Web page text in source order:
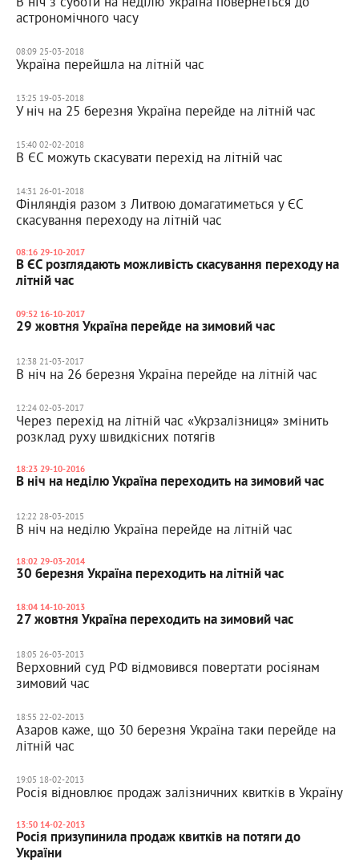
астрономічного часу
08:09 25-03-2018
Україна перейшла на літній час
13:25 19-03-2018
У ніч на 25 березня Україна перейде на літній час
15:40 02-02-2018
В ЄС можуть скасувати перехід на літній час
14:31 26-01-2018
Фінляндія разом з Литвою домагатиметься у ЄС
скасування переходу на літній час
08:16 29-10-2017
В ЄС розглядають можливість скасування переходу на
літній час
09:52 16-10-2017
29 жовтня Україна перейде на зимовий час
12:38 21-03-2017
В ніч на 26 березня Україна перейде на літній час
12:24 02-03-2017
Через перехід на літній час «Укрзалізниця» змінить
розклад руху швидкісних потягів
18:23 29-10-2016
В ніч на неділю Україна переходить на зимовий час
12:22 28-03-2015
В ніч на неділю Україна перейде на літній час
18:02 29-03-2014
30 березня Україна переходить на літній час
18:04 14-10-2013
27 жовтня Україна переходить на зимовий час
18:05 26-03-2013
Верховний суд РФ відмовився повертати росіянам
зимовий час
18:55 22-02-2013
Азаров каже, що 30 березня Україна таки перейде на
літній час
19:05 18-02-2013
Росія відновлює продаж залізничних квитків в Україну
13:50 14-02-2013
Росія призупинила продаж квитків на потяги до
України